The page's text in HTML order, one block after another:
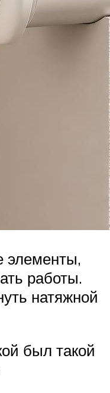
элементы,
работы.
натяжной
был такой